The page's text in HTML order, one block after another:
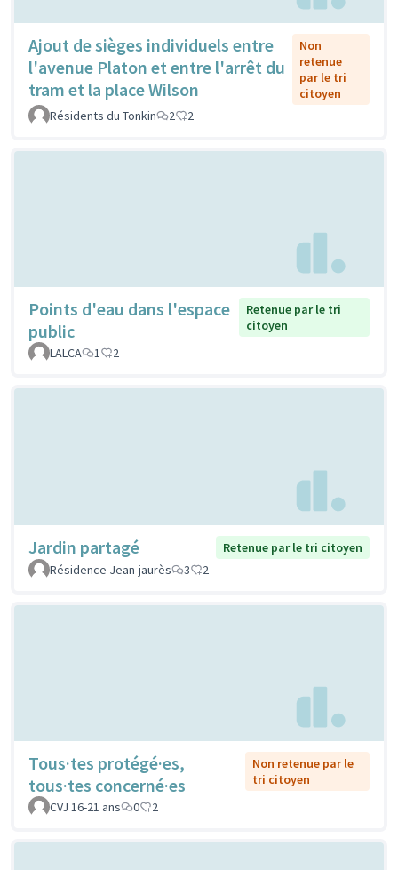
Ajout de sièges individuels entre
l'avenue Platon et entre l'arrêt du
tram et la place Wilson
Non
retenue
par le tri
citoyen
Résidents du Tonkin
2 2
Points d'eau dans l'espace
public
Retenue par le tri
citoyen
LALCA
1 2
Jardin partagé
Retenue par le tri citoyen
Résidence Jean-jaurès
3 2
Tous·tes protégé·es,
tous·tes concerné·es
Non retenue par le
tri citoyen
CVJ 16-21 ans
0 2